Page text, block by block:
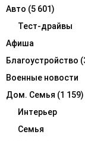
o
Авто (5 601)
Тест-драйвы
Афиша
Благоустройство
Военные новости
Дом. Семья (1 159)
Интерьер
Семья